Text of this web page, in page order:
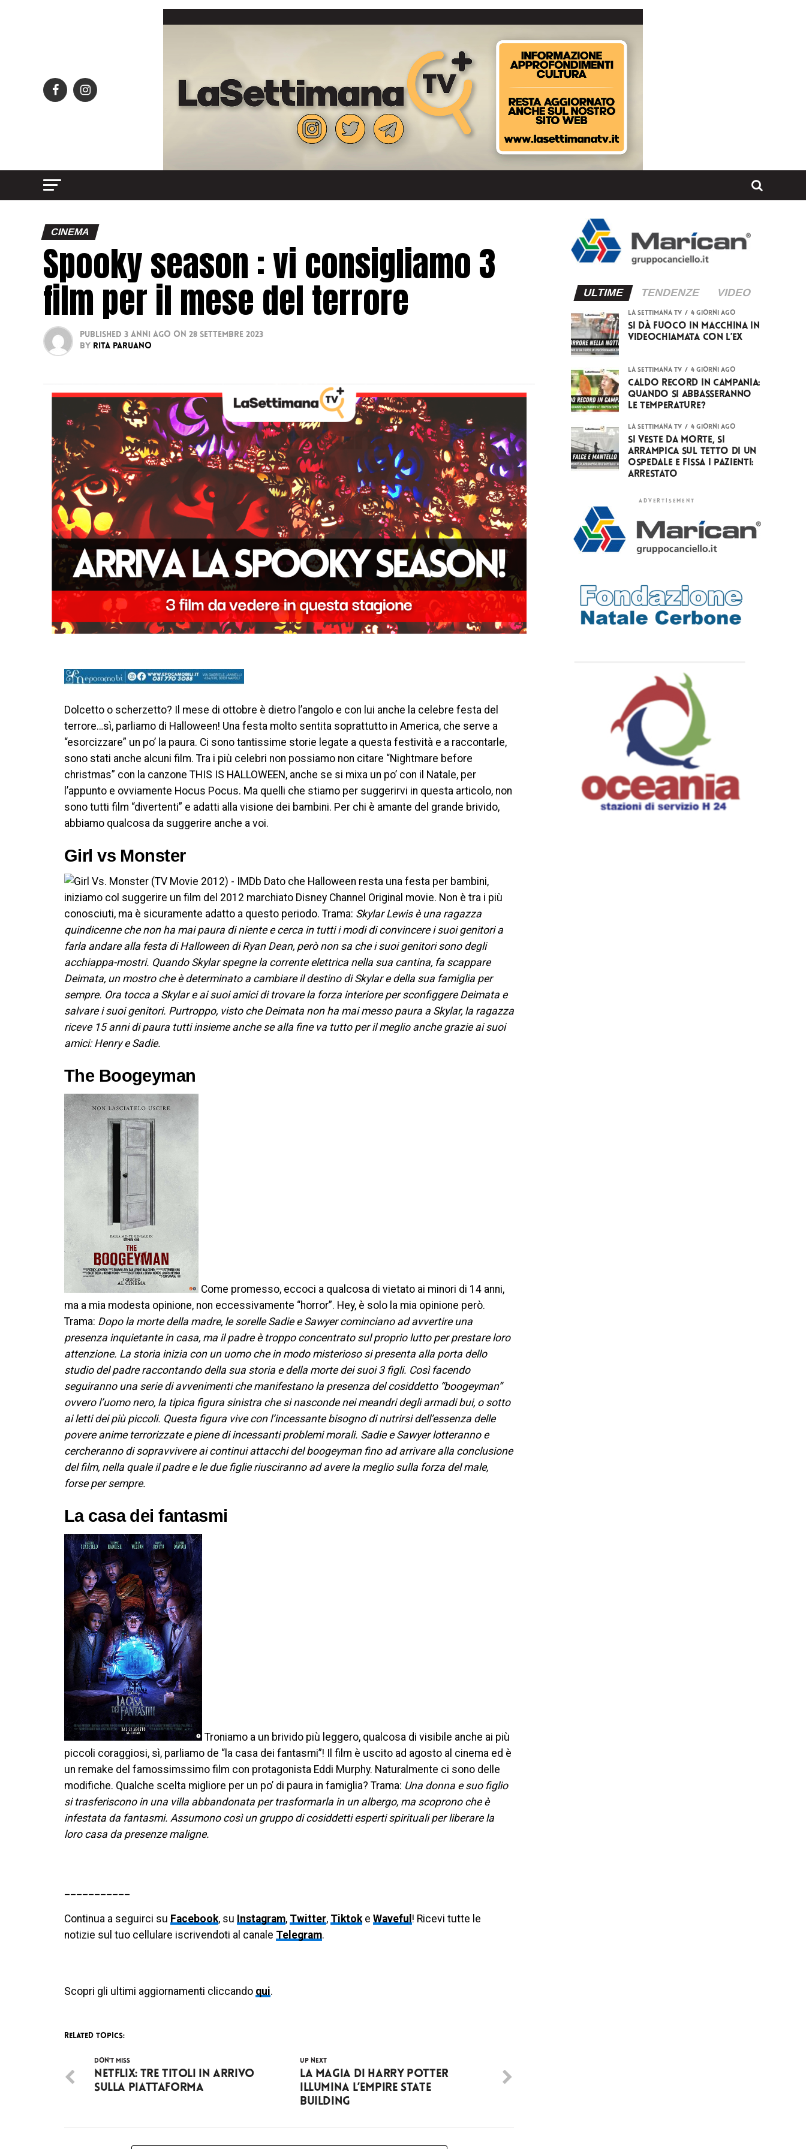
CINEMA
Spooky season : vi consigliamo 3
film per il mese del terrore
Published 3 anni ago on 28 Settembre 2023
By Rita Paruano
Dolcetto o scherzetto? Il mese di ottobre è dietro l’angolo e con lui anche la celebre festa del
terrore…sì, parliamo di Halloween! Una festa molto sentita soprattutto in America, che serve a
“esorcizzare” un po’ la paura. Ci sono tantissime storie legate a questa festività e a raccontarle,
sono stati anche alcuni film. Tra i più celebri non possiamo non citare “Nightmare before
christmas” con la canzone THIS IS HALLOWEEN, anche se si mixa un po’ con il Natale, per
l’appunto e ovviamente Hocus Pocus. Ma quelli che stiamo per suggerirvi in questa articolo, non
sono tutti film “divertenti” e adatti alla visione dei bambini. Per chi è amante del grande brivido,
abbiamo qualcosa da suggerire anche a voi.
Girl vs Monster
Dato che Halloween resta una festa per bambini,
iniziamo col suggerire un film del 2012 marchiato Disney Channel Original movie. Non è tra i più
conosciuti, ma è sicuramente adatto a questo periodo. Trama: Skylar Lewis è una ragazza
quindicenne che non ha mai paura di niente e cerca in tutti i modi di convincere i suoi genitori a
farla andare alla festa di Halloween di Ryan Dean, però non sa che i suoi genitori sono degli
acchiappa-mostri. Quando Skylar spegne la corrente elettrica nella sua cantina, fa scappare
Deimata, un mostro che è determinato a cambiare il destino di Skylar e della sua famiglia per
sempre. Ora tocca a Skylar e ai suoi amici di trovare la forza interiore per sconfiggere Deimata e
salvare i suoi genitori. Purtroppo, visto che Deimata non ha mai messo paura a Skylar, la ragazza
riceve 15 anni di paura tutti insieme anche se alla fine va tutto per il meglio anche grazie ai suoi
amici: Henry e Sadie.
The Boogeyman
Come promesso, eccoci a qualcosa di vietato ai minori di 14 anni,
ma a mia modesta opinione, non eccessivamente “horror”. Hey, è solo la mia opinione però.
Trama: Dopo la morte della madre, le sorelle Sadie e Sawyer cominciano ad avvertire una
presenza inquietante in casa, ma il padre è troppo concentrato sul proprio lutto per prestare loro
attenzione. La storia inizia con un uomo che in modo misterioso si presenta alla porta dello
studio del padre raccontando della sua storia e della morte dei suoi 3 figli. Così facendo
seguiranno una serie di avvenimenti che manifestano la presenza del cosiddetto “boogeyman”
ovvero l’uomo nero, la tipica figura sinistra che si nasconde nei meandri degli armadi bui, o sotto
ai letti dei più piccoli. Questa figura vive con l’incessante bisogno di nutrirsi dell’essenza delle
povere anime terrorizzate e piene di incessanti problemi morali. Sadie e Sawyer lotteranno e
cercheranno di sopravvivere ai continui attacchi del boogeyman fino ad arrivare alla conclusione
del film, nella quale il padre e le due figlie riusciranno ad avere la meglio sulla forza del male,
forse per sempre.
La casa dei fantasmi
Troniamo a un brivido più leggero, qualcosa di visibile anche ai più
piccoli coraggiosi, sì, parliamo de “la casa dei fantasmi”! Il film è uscito ad agosto al cinema ed è
un remake del famossimssimo film con protagonista Eddi Murphy. Naturalmente ci sono delle
modifiche. Qualche scelta migliore per un po’ di paura in famiglia? Trama: Una donna e suo figlio
si trasferiscono in una villa abbandonata per trasformarla in un albergo, ma scoprono che è
infestata da fantasmi. Assumono così un gruppo di cosiddetti esperti spirituali per liberare la
loro casa da presenze maligne.
Continua a seguirci su Facebook, su Instagram, Twitter, Tiktok e Waveful ! Ricevi tutte le
notizie sul tuo cellulare iscrivendoti al canale Telegram.
Scopri gli ultimi aggiornamenti cliccando qui.
RELATED TOPICS:
UP NEXT
La magia di Harry Potter
illumina l’Empire State
building
DON'T MISS
Netflix: tre titoli in arrivo
sulla piattaforma
ULTIME TENDENZE VIDEO
LA SETTIMANA TV 4 giorni ago
Si dà fuoco in macchina in
videochiamata con l’ex
LA SETTIMANA TV 4 giorni ago
Caldo record in Campania:
quando si abbasseranno
le temperature?
LA SETTIMANA TV 4 giorni ago
Si veste da Morte, si
arrampica sul tetto di un
ospedale e fissa i pazienti:
arrestato
ADVERTISEMENT